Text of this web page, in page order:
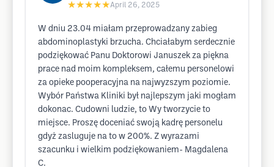
★★★★★April 26, 2025
W dniu 23.04 miałam przeprowadzany zabieg
abdominoplastyki brzucha. Chciałabym serdecznie
podziękować Panu Doktorowi Januszek za piękna
prace nad moim kompleksem, całemu personelowi
za opieke pooperacyjna na najwyzszym poziomie.
Wybór Państwa Kliniki był najlepszym jaki mogłam
dokonac. Cudowni ludzie, to Wy tworzycie to
miejsce. Proszę doceniać swoją kadrę personelu
gdyż zasluguje na to w 200%. Z wyrazami
szacunku i wielkim podziękowaniem- Magdalena
C.